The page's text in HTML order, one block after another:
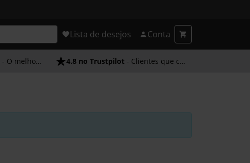
Lista de desejos Conta
- O melhor atendimento 4.8 no Trustpilot - Clientes que confiam em nós